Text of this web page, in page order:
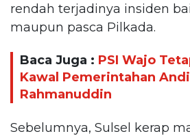
rendah terjadinya insiden
maupun pasca Pilkada.
Baca Juga : PSI Wajo
Kawal Pemerintahan
Rahmanuddin
Sebelumnya, Sulsel kerap